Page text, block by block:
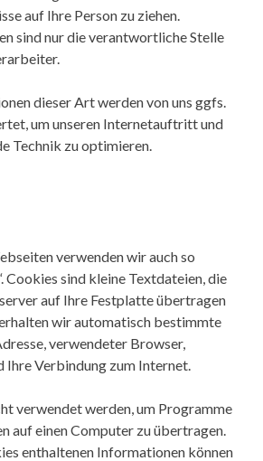
auf Ihre Person zu ziehen.
sind nur die verantwortliche Stelle
dieser Art werden von uns ggfs.
um unseren Internetauftritt und
Technik zu optimieren.
verwenden wir auch so
Cookies sind kleine Textdateien, die
auf Ihre Festplatte übertragen
wir automatisch bestimmte
verwendeter Browser,
Ihre Verbindung zum Internet.
verwendet werden, um Programme
auf einen Computer zu übertragen.
enthaltenen Informationen können